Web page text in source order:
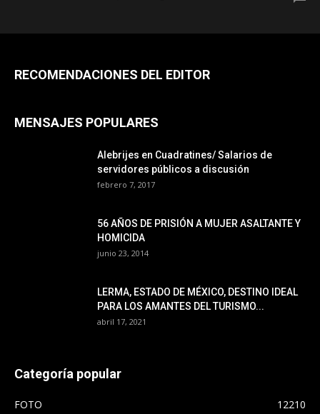
RECOMENDACIONES DEL EDITOR
MENSAJES POPULARES
Alebrijes en Cuadratines/ Salarios de
servidores públicos a discusión
febrero 7, 2017
56 AÑOS DE PRISIÓN A MUJER ASALTANTE Y
HOMICIDA
junio 23, 2014
LERMA, ESTADO DE MÉXICO, DESTINO IDEAL
PARA LOS AMANTES DEL TURISMO...
abril 17, 2021
Categoría popular
FOTO
12210